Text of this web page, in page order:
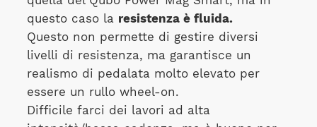
questo caso la resistenza è fluida.
Questo non permette di gestire diversi
livelli di resistenza, ma garantisce un
realismo di pedalata molto elevato per
essere un rullo wheel-on.
Difficile farci dei lavori ad alta